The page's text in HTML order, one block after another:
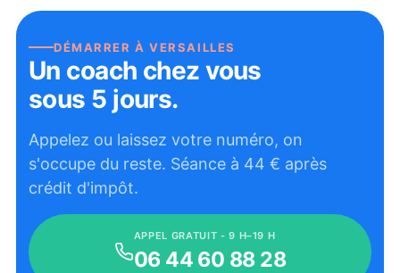
DÉMARRER ÀVERSAILLES
Un coach chez vous
sous 5 jours.
Appelez ou laissez votre numéro, on
s'occupe du reste. Séance à 44 € après
crédit d'impôt.
APPEL GRATUIT - 9 H–19 H
06 44 60 88 28